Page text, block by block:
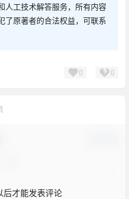
人工技术解答服务，所有内容
了原著者的合法权益，可联系
0 0
后才能发表评论